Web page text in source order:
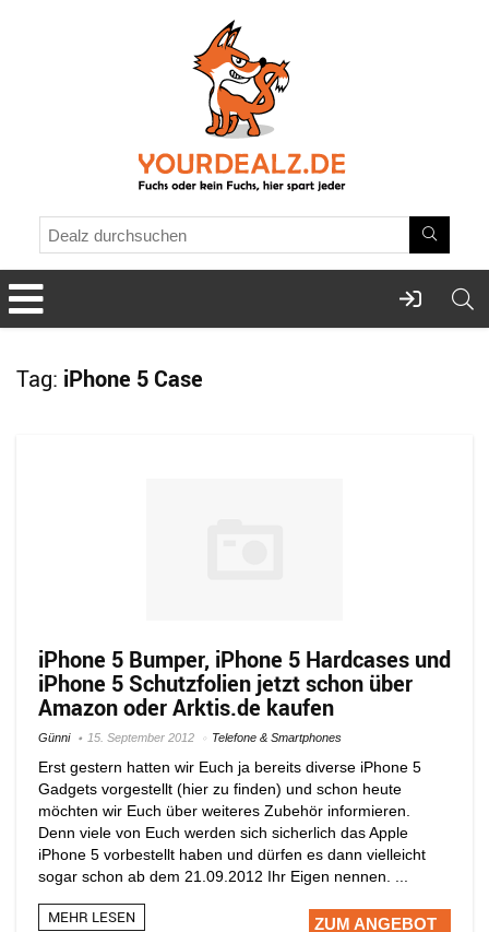
Tag: iPhone 5 Case
iPhone 5 Bumper, iPhone 5 Hardcases und
iPhone 5 Schutzfolien jetzt schon über
Amazon oder Arktis.de kaufen
Günni 15. September 2012 Telefone & Smartphones
Erst gestern hatten wir Euch ja bereits diverse iPhone 5
Gadgets vorgestellt (hier zu finden) und schon heute
möchten wir Euch über weiteres Zubehör informieren.
Denn viele von Euch werden sich sicherlich das Apple
iPhone 5 vorbestellt haben und dürfen es dann vielleicht
sogar schon ab dem 21.09.2012 Ihr Eigen nennen. ...
MEHR LESEN ZUM ANGEBOT